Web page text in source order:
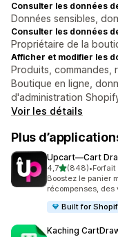
Consulter les données
Données sensibles,
Consulter les données
Propriétaire de la
Afficher et modifier les
Produits, commandes,
Boutique en ligne,
d'administration
Voir les détails
Plus
Upcart—Cart
4,7étoile(s) sur 5
(848)
848 avis au total
•
Boostez le panier
récompenses,
Built for
Kaching